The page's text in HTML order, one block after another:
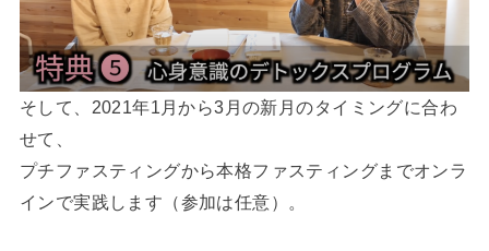
そして、2021年1月から3月の新月のタイミングに合わ
せて、
プチファスティングから本格ファスティングまでオンラ
インで実践します（参加は任意）。